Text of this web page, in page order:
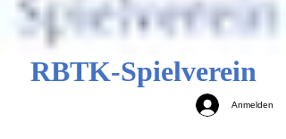
RBTK-Spielverein
Anmelden